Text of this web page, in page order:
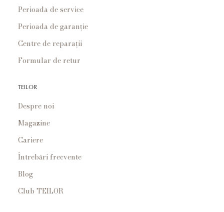
Perioada de service
Perioada de garanție
Centre de reparații
Formular de retur
TEILOR
Despre noi
Magazine
Cariere
Întrebări frecvente
Blog
Club TEILOR